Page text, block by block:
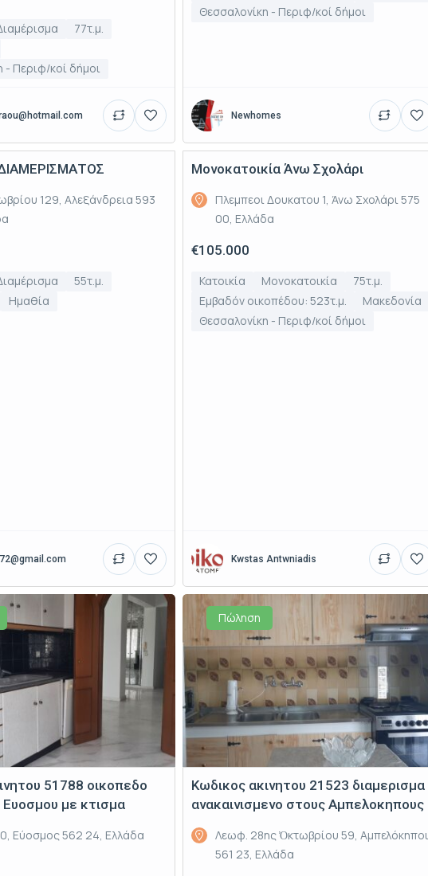
77τ.μ.
- Περιφ/κοί δήμοι
Θεσσαλονίκη - Περιφ/κοί δήμοι
Newhomes
129, Αλεξάνδρεια 593
55τ.μ.
Ημαθία
Πώληση
Μονοκατοικία Άνω Σχολάρι
Πλεμπεοι Δουκατου 1, Άνω Σχολάρι 575
00, Ελλάδα
€105.000
Κατοικία Μονοκατοικία
75τ.μ.
Εμβαδόν οικοπέδου: 523τ.μ.
Μακεδονία
Θεσσαλονίκη - Περιφ/κοί δήμοι
Kwstas Antwniadis
51788 οικοπεδο
με κτισμα
Εύοσμος 562 24, Ελλάδα
Πώληση
Κωδικος ακινητου 21523 διαμερισμα
ανακαινισμενο στους Αμπελοκηπους
Λεωφ. 28ης Ὀκτωβρίου 59, Αμπελόκηποι
561 23, Ελλάδα